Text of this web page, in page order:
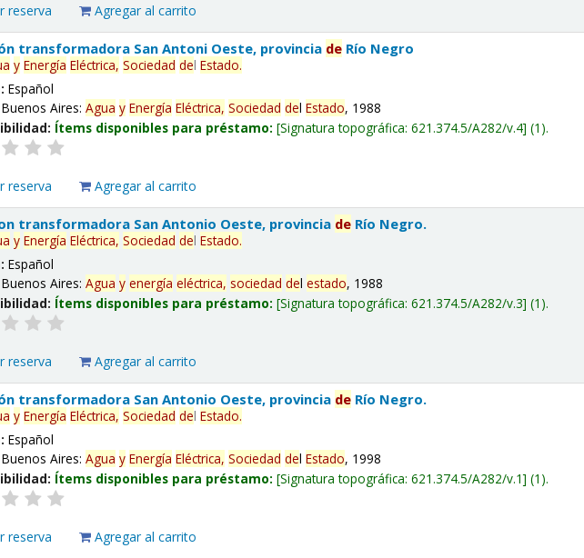
reserva Agregar al carrito
transformadora San Antoni Oeste, provincia de Río Negro
y Energía Eléctrica, Sociedad delEstado.
Español
Buenos Aires:Agua y Energía Eléctrica, Sociedad delEstado, 1988
Ítems disponibles para préstamo: Signatura topográfica:621.374.5/A282/v.4 (1).
reserva Agregar al carrito
transformadora San Antonio Oeste, provincia de Río Negro.
y Energía Eléctrica, Sociedad delEstado.
Español
Buenos Aires:Agua y energía eléctrica, sociedad delestado, 1988
Ítems disponibles para préstamo: Signatura topográfica:621.374.5/A282/v.3 (1).
reserva Agregar al carrito
transformadora San Antonio Oeste, provincia de Río Negro.
y Energía Eléctrica, Sociedad delEstado.
Español
Buenos Aires:Agua y Energía Eléctrica, Sociedad delEstado, 1998
Ítems disponibles para préstamo: Signatura topográfica:621.374.5/A282/v.1 (1).
reserva Agregar al carrito